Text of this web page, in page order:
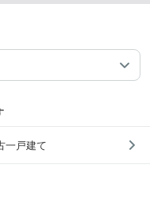
一戸建て